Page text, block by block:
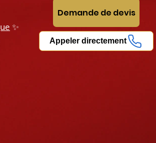
✨
Demande de devis
Appeler directement